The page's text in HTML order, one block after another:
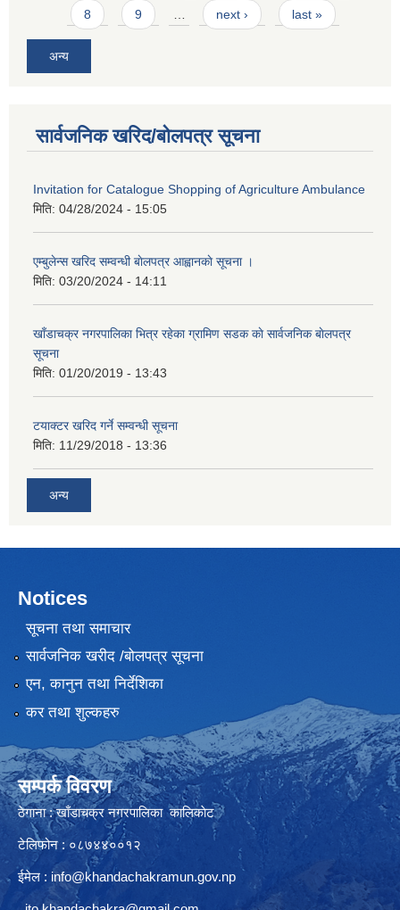
8 9 … next › last »
अन्य
सार्वजनिक खरिद/बोलपत्र सूचना
Invitation for Catalogue Shopping of Agriculture Ambulance
मिति: 04/28/2024 - 15:05
एम्बुलेन्स खरिद सम्वन्धी बाेलपत्र आह्वानकाे सूचना ।
मिति: 03/20/2024 - 14:11
खाँडाचक्र नगरपालिका भित्र रहेका ग्रामिण सडक काे सार्वजनिक बाेलपत्र
सूचना
मिति: 01/20/2019 - 13:43
टयाक्टर खरिद गर्ने सम्वन्धी सूचना
मिति: 11/29/2018 - 13:36
अन्य
Notices
सूचना तथा समाचार
सार्वजनिक खरीद /बोलपत्र सूचना
एन, कानुन तथा निर्देशिका
कर तथा शुल्कहरु
सम्पर्क विवरण
ठेगाना : खाँडाचक्र नगरपालिका कालिकाेट
टेलिफोन : ०८७४४००१२
ईमेल : info@khandachakramun.gov.np